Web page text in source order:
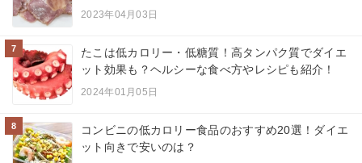
2023年04月03日
7
たこは低カロリー・低糖質！高タンパク質でダイエ
ット効果も？ヘルシーな食べ方やレシピも紹介！
2024年01月05日
8
コンビニの低カロリー食品のおすすめ20選！ダイエ
ット向きで安いのは？